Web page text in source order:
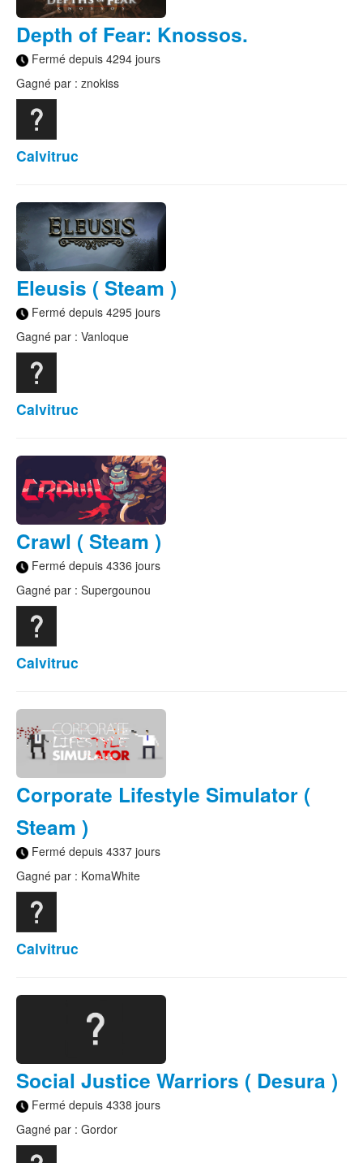
Depth of Fear: Knossos.
Fermé depuis 4294 jours
Gagné par : znokiss
Calvitruc
Eleusis ( Steam )
Fermé depuis 4295 jours
Gagné par : Vanloque
Calvitruc
Crawl ( Steam )
Fermé depuis 4336 jours
Gagné par : Supergounou
Calvitruc
Corporate Lifestyle Simulator (
Steam )
Fermé depuis 4337 jours
Gagné par : KomaWhite
Calvitruc
Social Justice Warriors ( Desura )
Fermé depuis 4338 jours
Gagné par : Gordor